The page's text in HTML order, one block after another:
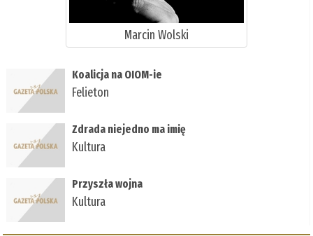
Marcin Wolski
Koalicja na OIOM-ie
Felieton
Zdrada niejedno ma imię
Kultura
Przyszła wojna
Kultura